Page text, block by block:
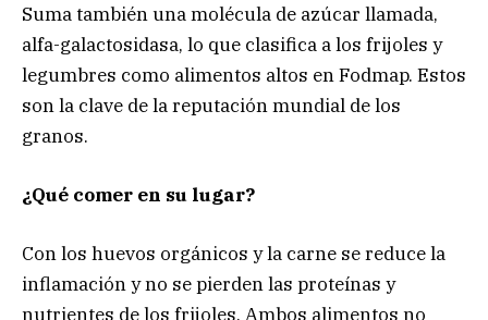
Suma también una molécula de azúcar llamada,
alfa-galactosidasa, lo que clasifica a los frijoles y
legumbres como alimentos altos en Fodmap. Estos
son la clave de la reputación mundial de los
granos.
¿Qué comer en su lugar?
Con los huevos orgánicos y la carne se reduce la
inflamación y no se pierden las proteínas y
nutrientes de los frijoles. Ambos alimentos no